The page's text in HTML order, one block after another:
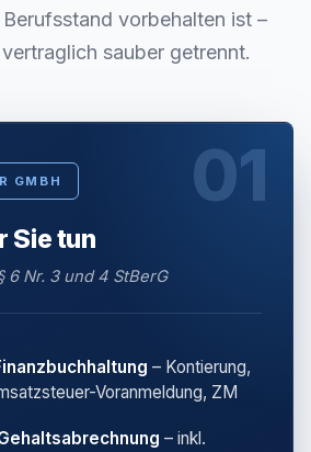
vorbehalten ist –
sauber getrennt.
01
GMBH
Sie tun
6 Nr. 3 und 4 StBerG
– Kontierung,
Voranmeldung, ZM
– inkl.